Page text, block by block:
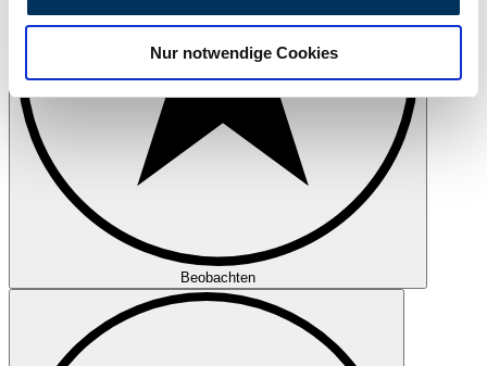
analysieren. Außerdem geben wir Informationen zu Ihrer
Verwendung unserer Website an unsere Partner für
soziale Medien, Werbung und Analysen weiter. Unsere
Partner führen diese Informationen möglicherweise mit
weiteren Daten zusammen, die Sie ihnen bereitgestellt
haben oder die sie im Rahmen Ihrer Nutzung der Dienste
gesammelt haben.
Datenschutzerklärung
Nur notwendige Cookies
Beobachten